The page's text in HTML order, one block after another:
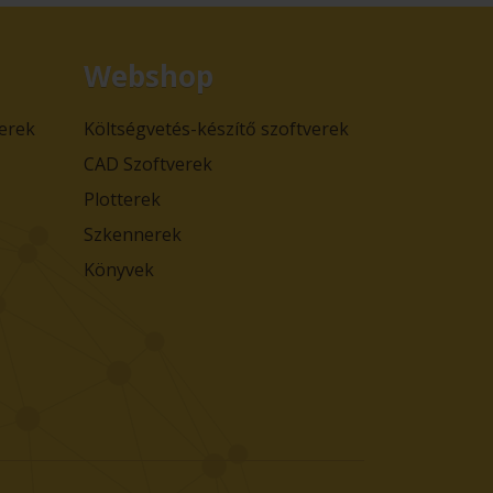
Webshop
Költségvetés-készítő szoftverek
CAD Szoftverek
Plotterek
Szkennerek
Könyvek